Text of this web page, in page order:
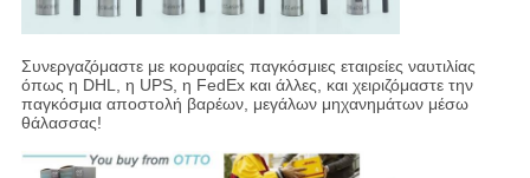
Συνεργαζόμαστε με κορυφαίες παγκόσμιες εταιρείες ναυτιλίας
όπως η DHL, η UPS, η FedEx και άλλες, και χειριζόμαστε την
παγκόσμια αποστολή βαρέων, μεγάλων μηχανημάτων μέσω
θάλασσας!